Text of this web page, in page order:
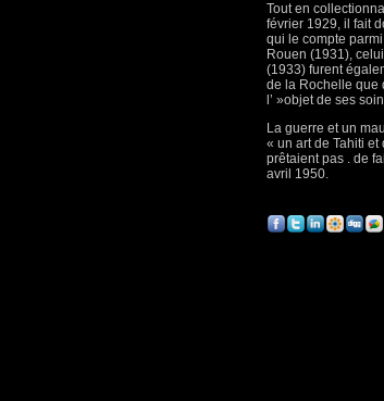
Tout en
février 1929, il fait
qui le compte
Rouen (1931),
(1933) furent
de la Rochelle que
l’ »objet de ses
La guerre et un
« un art de Tahiti et
prêtaient pas . de
avril 1950.